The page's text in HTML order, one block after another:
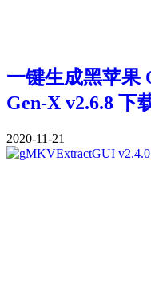
一键生成黑苹果
Gen-X v2.6.8 下
2020-11-21